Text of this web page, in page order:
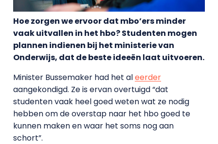
Hoe zorgen we ervoor dat mbo’ers minder
vaak uitvallen in het hbo? Studenten mogen
plannen indienen bij het ministerie van
Onderwijs, dat de beste ideeën laat uitvoeren.
Minister Bussemaker had het aleerder
aangekondigd. Ze is ervan overtuigd “dat
studenten vaak heel goed weten wat ze nodig
hebben om de overstap naar het hbo goed te
kunnen maken en waar het soms nog aan
schort”.